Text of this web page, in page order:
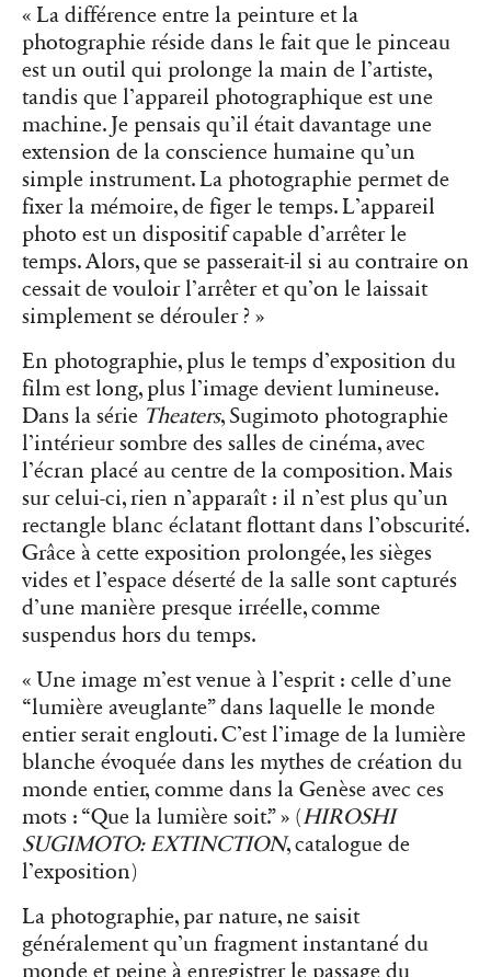
« La différence entre la peinture et la
photographie réside dans le fait que le pinceau
est un outil qui prolonge la main de l’artiste,
tandis que l’appareil photographique est une
machine. Je pensais qu’il était davantage une
extension de la conscience humaine qu’un
simple instrument. La photographie permet de
fixer la mémoire, de figer le temps. L’appareil
photo est un dispositif capable d’arrêter le
temps. Alors, que se passerait-il si au contraire on
cessait de vouloir l’arrêter et qu’on le laissait
simplement se dérouler ? »
En photographie, plus le temps d’exposition du
film est long, plus l’image devient lumineuse.
Dans la série Theaters, Sugimoto photographie
l’intérieur sombre des salles de cinéma, avec
l’écran placé au centre de la composition. Mais
sur celui-ci, rien n’apparaît : il n’est plus qu’un
rectangle blanc éclatant flottant dans l’obscurité.
Grâce à cette exposition prolongée, les sièges
vides et l’espace déserté de la salle sont capturés
d’une manière presque irréelle, comme
suspendus hors du temps.
« Une image m’est venue à l’esprit : celle d’une
“lumière aveuglante” dans laquelle le monde
entier serait englouti. C’est l’image de la lumière
blanche évoquée dans les mythes de création du
monde entier, comme dans la Genèse avec ces
mots : “Que la lumière soit.” » (HIROSHI
SUGIMOTO: EXTINCTION, catalogue de
l’exposition)
La photographie, par nature, ne saisit
généralement qu’un fragment instantané du